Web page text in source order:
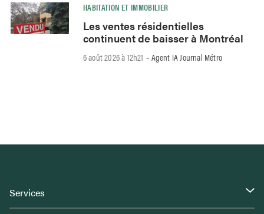
HABITATION ET IMMOBILIER
Les ventes résidentielles
continuent de baisser à Montréal
6 août 2026 à 12h21 - Agent IA Journal Métro
Services